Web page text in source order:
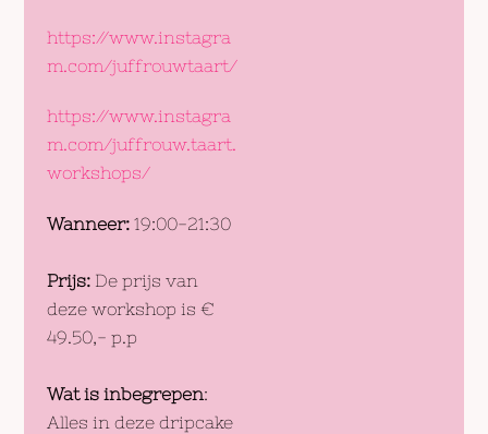
https://www.instagra
m.com/juffrouwtaart/
https://www.instagra
m.com/juffrouw.taart.
workshops/
Wanneer:19:00-21:30
Prijs:De prijs van
deze workshop is €
49.50,- p.p
Wat is inbegrepen:
Alles in deze dripcake